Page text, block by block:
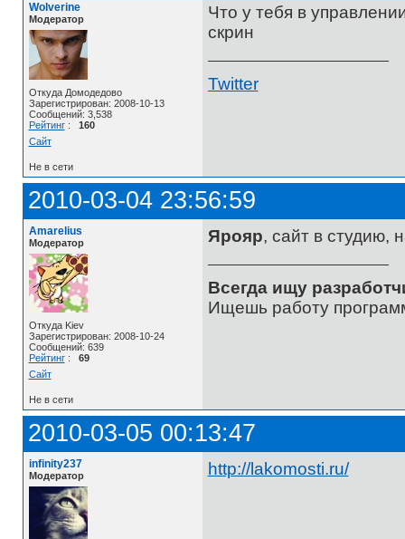
Wolverine
Модератор
Откуда Домодедово
Зарегистрирован: 2008-10-13
Сообщений: 3,538
Рейтинг: 160
Сайт
Что у тебя в
скрин
Twitter
Не в сети
2010-03-04 23:56:59
Amarelius
Модератор
Откуда Kiev
Зарегистрирован: 2008-10-24
Сообщений: 639
Рейтинг: 69
Сайт
Ярояр, сайт в студию,
Всегда ищу
Ищешь работу
Не в сети
2010-03-05 00:13:47
infinity237
Модератор http://lakomosti.ru/